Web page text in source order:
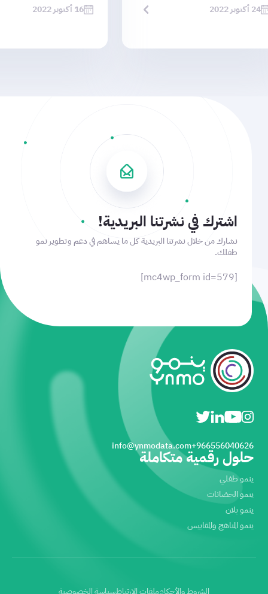
24 أكتوبر 2022 16 أكتوبر 2022
اشترك في نشرتنا البريدية!
نشارك من خلال نشرتنا البريدية كل ما يساهم في دعم وتطوير نمو
طفلك.
[mc4wp_form id=579]
966556040626+
info@ynmodata.com
حلول رقمية متكاملة
ينمو طفلي
ينمو الحضانات
ينمو بلان
ينمو المناهج والمقاييس
الشروط والأحكامملفات الارتباطسياسة الخصوصية